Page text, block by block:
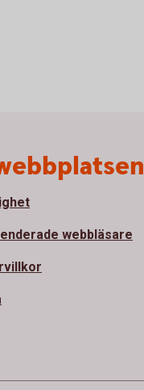
webbläsare